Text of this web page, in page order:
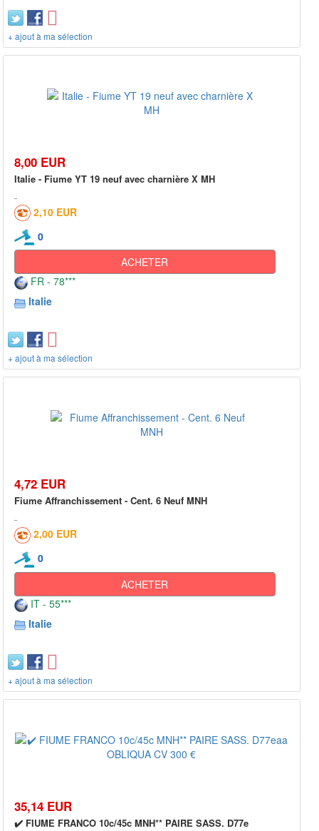
+ ajout à ma sélection
8,00 EUR
Italie - Fiume YT 19 neuf avec charnière X MH
2,10 EUR
0
ACHETER
FR - 78***
Italie
+ ajout à ma sélection
4,72 EUR
Fiume Affranchissement - Cent. 6 Neuf MNH
2,00 EUR
0
ACHETER
IT - 55***
Italie
+ ajout à ma sélection
35,14 EUR
✔️ FIUME FRANCO 10c/45c MNH** PAIRE SASS. D77e